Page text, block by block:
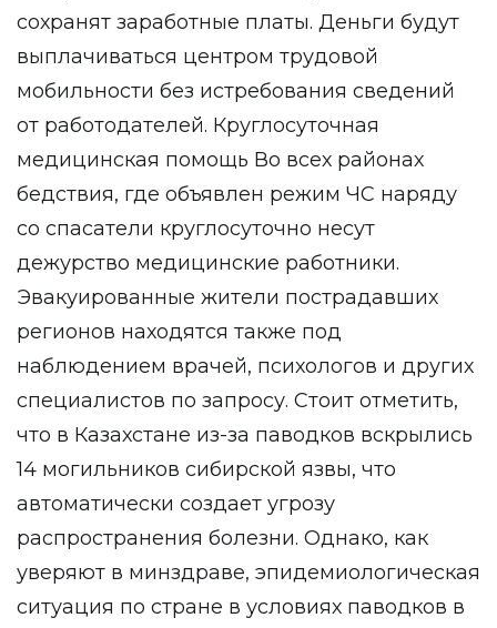
сохранят заработные платы. Деньги будут
выплачиваться центром трудовой
мобильности без истребования сведений
от работодателей. Круглосуточная
медицинская помощь Во всех районах
бедствия, где объявлен режим ЧС наряду
со спасатели круглосуточно несут
дежурство медицинские работники.
Эвакуированные жители пострадавших
регионов находятся также под
наблюдением врачей, психологов и других
специалистов по запросу. Стоит отметить,
что в Казахстане из-за паводков вскрылись
14 могильников сибирской язвы, что
автоматически создает угрозу
распространения болезни. Однако, как
уверяют в минздраве, эпидемиологическая
ситуация по стране в условиях паводков в